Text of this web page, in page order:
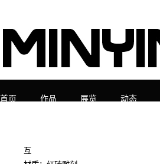
首页 作品 展览 动态
互